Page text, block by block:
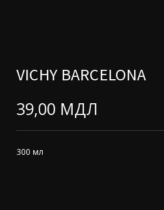
VICHY BARCELONA
39,00 МДЛ
300 мл